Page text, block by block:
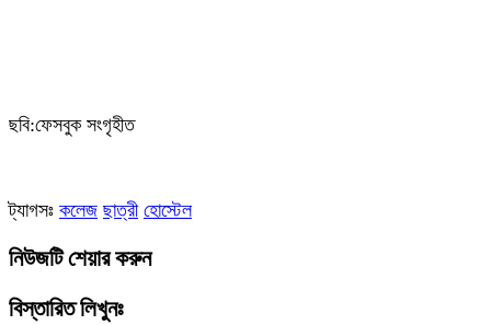
ছবি:ফেসবুক সংগৃহীত
ট্যাগসঃ কলেজ ছাত্রী হোস্টেল
নিউজটি শেয়ার করুন
বিস্তারিত লিখুনঃ